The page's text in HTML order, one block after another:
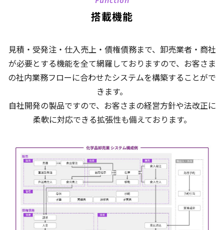
搭載機能
見積・受発注・仕入売上・債権債務まで、卸売業者・商社
が必要とする機能を全て網羅しておりますので、 お客さま
の社内業務フローに合わせたシステムを構築することがで
きます。
自社開発の製品ですので、お客さまの経営方針や法改正に
柔軟に対応できる拡張性も備えております。